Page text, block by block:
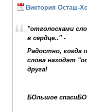
Виктория Осташ-
"отголосками
в сердце.." -
Радостно, когда
слова находят
друга!
БОльшое